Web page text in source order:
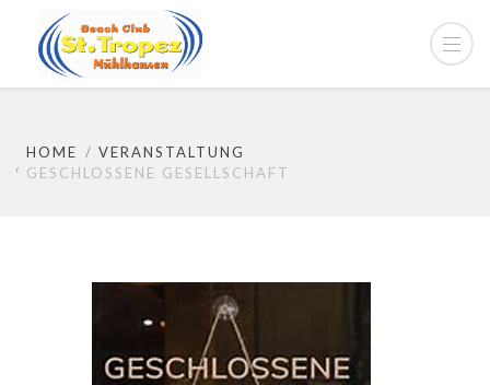
HOME
VERANSTALTUNG
GESCHLOSSENE GESELLSCHAFT